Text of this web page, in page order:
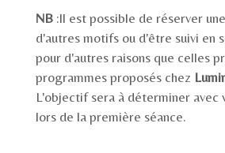
NB:Il est possible de réserver
d'autres motifs ou d'être suivi en
pour d'autres raisons que celles
programmes proposés chez
L'objectif sera à déterminer avec
lors de la première séance.